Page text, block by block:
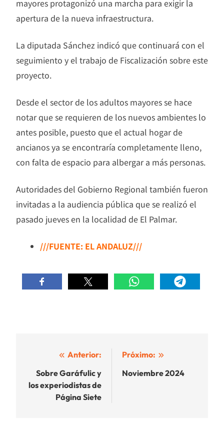
mayores protagonizó una marcha para exigir la
apertura de la nueva infraestructura.
La diputada Sánchez indicó que continuará con el
seguimiento y el trabajo de Fiscalización sobre este
proyecto.
Desde el sector de los adultos mayores se hace
notar que se requieren de los nuevos ambientes lo
antes posible, puesto que el actual hogar de
ancianos ya se encontraría completamente lleno,
con falta de espacio para albergar a más personas.
Autoridades del Gobierno Regional también fueron
invitadas a la audiencia pública que se realizó el
pasado jueves en la localidad de El Palmar.
///FUENTE: EL ANDALUZ///
Navegación
de
entradas
Anterior:
Sobre Garáfulic y
los experiodistas de
Página Siete
Próximo:
Noviembre 2024